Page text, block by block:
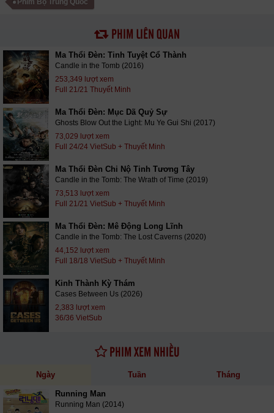
Phim Bộ Trung Quốc
PHIM LIÊN QUAN
Ma Thổi Đèn: Tinh Tuyệt Cổ Thành
Candle in the Tomb (2016)
253,349 lượt xem
Full 21/21 Thuyết Minh
Ma Thổi Đèn: Mục Dã Quỷ Sự
Ghosts Blow Out the Light: Mu Ye Gui Shi (2017)
73,029 lượt xem
Full 24/24 VietSub + Thuyết Minh
Ma Thổi Đèn Chi Nộ Tinh Tương Tây
Candle in the Tomb: The Wrath of Time (2019)
73,513 lượt xem
Full 21/21 VietSub + Thuyết Minh
Ma Thổi Đèn: Mê Động Long Lĩnh
Candle in the Tomb: The Lost Caverns (2020)
44,152 lượt xem
Full 18/18 VietSub + Thuyết Minh
Kinh Thành Kỳ Thám
Cases Between Us (2026)
2,383 lượt xem
36/36 VietSub
PHIM XEM NHIỀU
Ngày Tuần Tháng
Running Man
Running Man (2014)